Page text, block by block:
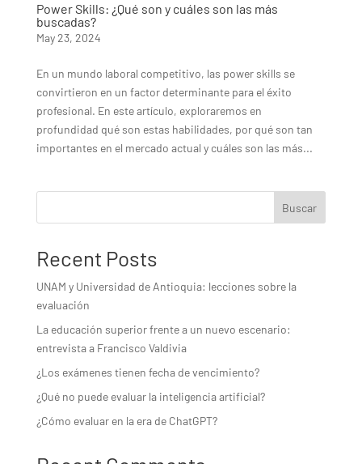
Power Skills: ¿Qué son y cuáles son las más
buscadas?
May 23, 2024
En un mundo laboral competitivo, las power skills se
convirtieron en un factor determinante para el éxito
profesional. En este artículo, exploraremos en
profundidad qué son estas habilidades, por qué son tan
importantes en el mercado actual y cuáles son las más...
Buscar
Recent Posts
UNAM y Universidad de Antioquia: lecciones sobre la
evaluación
La educación superior frente a un nuevo escenario:
entrevista a Francisco Valdivia
¿Los exámenes tienen fecha de vencimiento?
¿Qué no puede evaluar la inteligencia artificial?
¿Cómo evaluar en la era de ChatGPT?